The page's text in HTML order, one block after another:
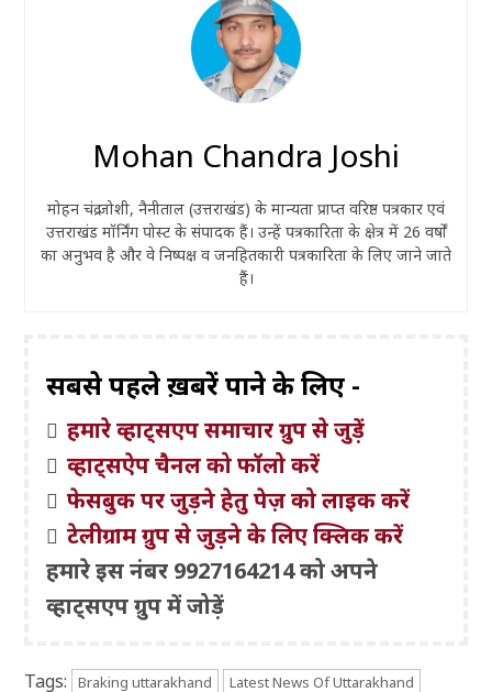
Mohan Chandra Joshi
मोहन चंद्र जोशी, नैनीताल (उत्तराखंड) के मान्यता प्राप्त वरिष्ठ पत्रकार एवं
उत्तराखंड मॉर्निंग पोस्ट के संपादक हैं। उन्हें पत्रकारिता के क्षेत्र में 26 वर्षों
का अनुभव है और वे निष्पक्ष व जनहितकारी पत्रकारिता के लिए जाने जाते
हैं।
सबसे पहले ख़बरें पाने के लिए -
हमारे व्हाट्सएप समाचार ग्रुप से जुड़ें
व्हाट्सऐप चैनल को फॉलो करें
फेसबुक पर जुड़ने हेतु पेज़ को लाइक करें
टेलीग्राम ग्रुप से जुड़ने के लिए क्लिक करें
हमारे इस नंबर 9927164214 को अपने
व्हाट्सएप ग्रुप में जोड़ें
Tags: Braking uttarakhand
Latest News Of Uttarakhand